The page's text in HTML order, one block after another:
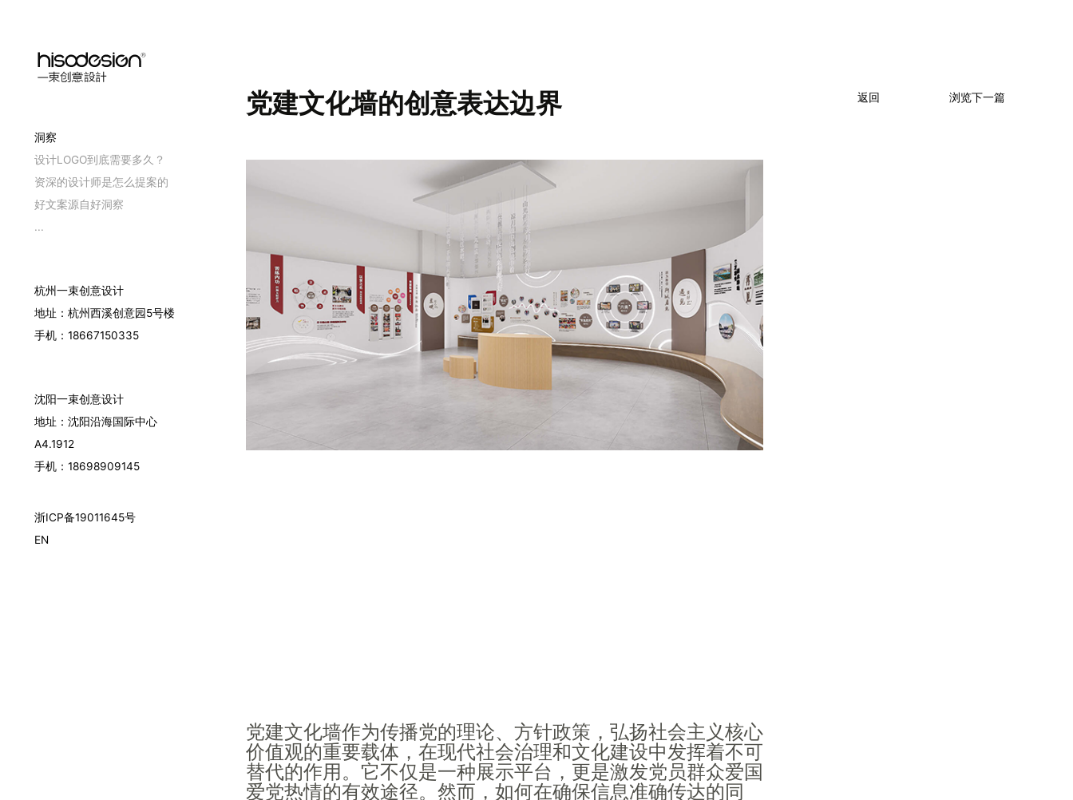
洞察
设计LOGO到底需要多久？
资深的设计师是怎么提案的
好文案源自好洞察
...
杭州一束创意设计
地址：杭州西溪创意园5号楼
手机：18667150335
沈阳一束创意设计
地址：沈阳沿海国际中心
A4.1912
手机：18698909145
浙ICP备19011645号
EN
党建文化墙的创意表达边界 浏览下一篇
返回
党建文化墙作为传播党的理论、方针政策，弘扬社会主义核心
价值观的重要载体，在现代社会治理和文化建设中发挥着不可
替代的作用。它不仅是一种展示平台，更是激发党员群众爱国
爱党热情的有效途径。然而，如何在确保信息准确传达的同